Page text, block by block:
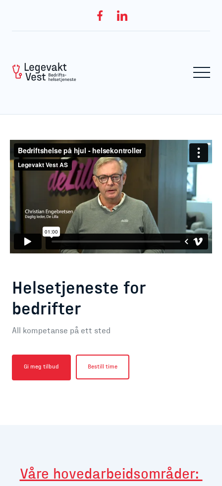
Helsetjeneste for
bedrifter
All kompetanse på ett sted
Gi meg tilbud Bestill time
Våre hovedarbeidsområder: